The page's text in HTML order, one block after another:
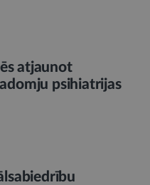
atjaunot
psihiatrijas